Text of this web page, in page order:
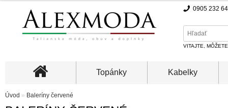
0905 232
VITAJTE,
Topánky Kabelky
Úvod » Baleríny červené